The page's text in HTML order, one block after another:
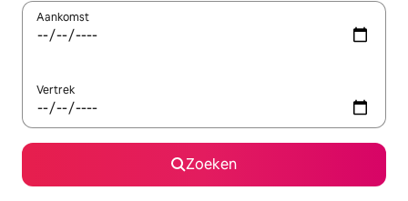
Aankomst
Vertrek
Zoeken